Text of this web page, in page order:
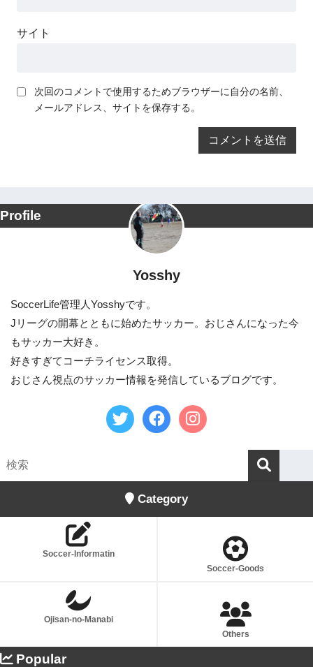
サイト
次回のコメントで使用するためブラウザーに自分の名前、
メールアドレス、サイトを保存する。
Profile
Yosshy
SoccerLife管理人Yosshyです。
Jリーグの開幕とともに始めたサッカー。おじさんになった今
もサッカー大好き。
好きすぎてコーチライセンス取得。
おじさん視点のサッカー情報を発信しているブログです。
Category
Soccer-Informatin
Soccer-Goods
Ojisan-no-Manabi
Others
Popular